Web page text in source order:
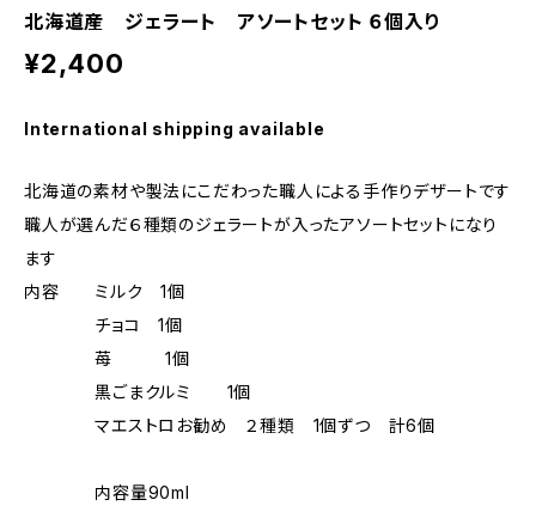
北海道産 ジェラート アソートセット ６個入り
¥2,400
International shipping available
北海道の素材や製法にこだわった職人による手作りデザートです
職人が選んだ６種類のジェラートが入ったアソートセットになり
ます
内容 ミルク 1個
チョコ 1個
苺 1個
黒ごまクルミ 1個
マエストロお勧め ２種類 1個ずつ 計6個
内容量90ml